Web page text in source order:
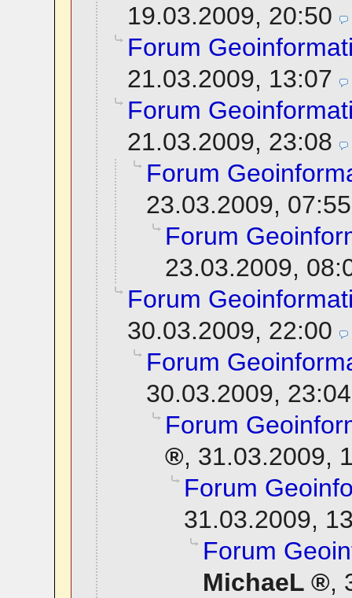
19.03.2009, 20:50
Forum
21.03.2009, 13:07
Forum
21.03.2009, 23:08
Forum
23.03.2009, 07:55
Forum
23.03.2009,
Forum
30.03.2009, 22:00
Forum
30.03.2009, 23:04
Forum
, 31.03.2009,
Forum
31.03.2009,
Forum
MichaeL
,